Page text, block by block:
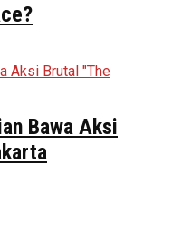
Bawa Aksi